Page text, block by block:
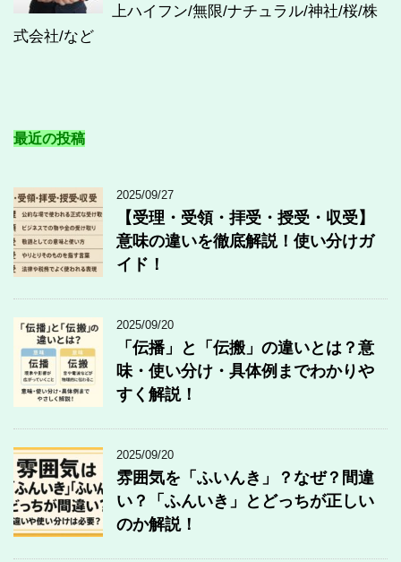
上ハイフン/無限/ナチュラル/神社/桜/株
式会社/など
最近の投稿
2025/09/27
【受理・受領・拝受・授受・収受】
意味の違いを徹底解説！使い分けガ
イド！
2025/09/20
「伝播」と「伝搬」の違いとは？意
味・使い分け・具体例までわかりや
すく解説！
2025/09/20
雰囲気を「ふいんき」？なぜ？間違
い？「ふんいき」とどっちが正しい
のか解説！